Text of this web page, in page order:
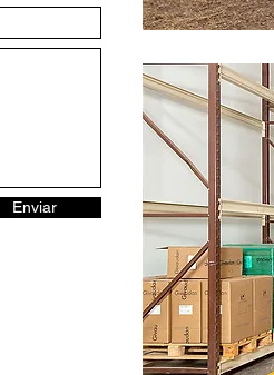
Enviar